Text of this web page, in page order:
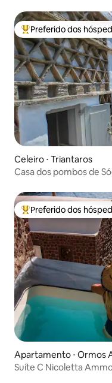
Entre os melhores
Preferido dos
Celeiro ⋅ Triantaros
Casa dos pombos de
Entre os melhores
Preferido dos
Apartamento ⋅ Ormos
Suíte C Nicoletta